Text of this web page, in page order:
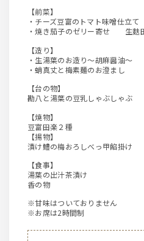
【前菜】
・チーズ豆富のトマト味噌仕立て
・焼き茄子のゼリー寄せ 生麩
【造り】
・生湯葉のお造り～胡麻醤油～
・蛸真丈と梅素麺のお澄まし
【台の物】
勘八と湯葉の豆乳しゃぶしゃぶ
【焼物】
豆富田楽２種
【揚物】
漬け鱧の梅おろしべっ甲餡掛け
【食事】
湯葉の出汁茶漬け
香の物
※甘味はついておりません
※お席は2時間制